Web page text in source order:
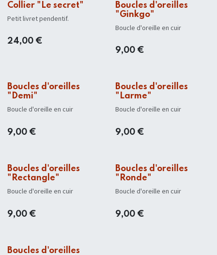
Collier "Le secret"
Petit livret pendentif.
24,00 €
Boucles d'oreilles
"Ginkgo"
Boucle d'oreille en cuir
9,00€
Boucles d'oreilles
"Demi"
Boucle d'oreille en cuir
9,00 €
Boucles d'oreilles
"Larme"
Boucle d'oreille en cuir
9,00€
Boucles d'oreilles
"Rectangle"
Boucle d'oreille en cuir
9,00 €
Boucles d'oreilles
"Ronde"
Boucle d'oreille en cuir
9,00€
Boucles d'oreilles